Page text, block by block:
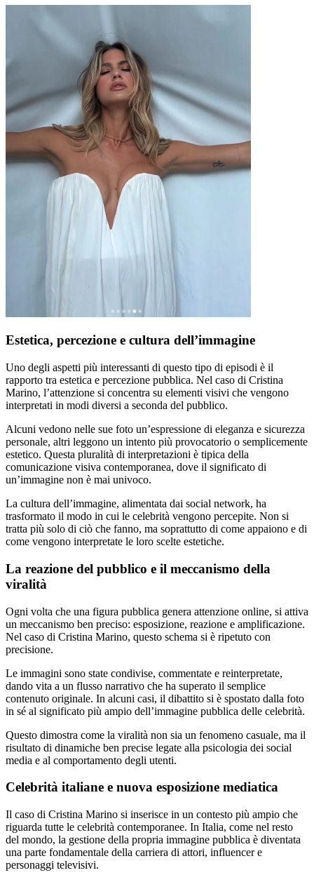
Estetica, percezione e cultura dell’immagine
Uno degli aspetti più interessanti di questo tipo di episodi è il
rapporto tra estetica e percezione pubblica. Nel caso di Cristina
Marino, l’attenzione si concentra su elementi visivi che vengono
interpretati in modi diversi a seconda del pubblico.
Alcuni vedono nelle sue foto un’espressione di eleganza e sicurezza
personale, altri leggono un intento più provocatorio o semplicemente
estetico. Questa pluralità di interpretazioni è tipica della
comunicazione visiva contemporanea, dove il significato di
un’immagine non è mai univoco.
La cultura dell’immagine, alimentata dai social network, ha
trasformato il modo in cui le celebrità vengono percepite. Non si
tratta più solo di ciò che fanno, ma soprattutto di come appaiono e di
come vengono interpretate le loro scelte estetiche.
La reazione del pubblico e il meccanismo della
viralità
Ogni volta che una figura pubblica genera attenzione online, si attiva
un meccanismo ben preciso: esposizione, reazione e amplificazione.
Nel caso di Cristina Marino, questo schema si è ripetuto con
precisione.
Le immagini sono state condivise, commentate e reinterpretate,
dando vita a un flusso narrativo che ha superato il semplice
contenuto originale. In alcuni casi, il dibattito si è spostato dalla foto
in sé al significato più ampio dell’immagine pubblica delle celebrità.
Questo dimostra come la viralità non sia un fenomeno casuale, ma il
risultato di dinamiche ben precise legate alla psicologia dei social
media e al comportamento degli utenti.
Celebrità italiane e nuova esposizione mediatica
Il caso di Cristina Marino si inserisce in un contesto più ampio che
riguarda tutte le celebrità contemporanee. In Italia, come nel resto
del mondo, la gestione della propria immagine pubblica è diventata
una parte fondamentale della carriera di attori, influencer e
personaggi televisivi.